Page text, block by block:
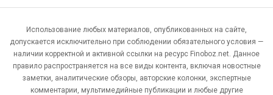
Использование любых материалов, опубликованных на сайте,
допускается исключительно при соблюдении обязательного условия —
наличии корректной и активной ссылки на ресурс Finoboz.net. Данное
правило распространяется на все виды контента, включая новостные
заметки, аналитические обзоры, авторские колонки, экспертные
комментарии, мультимедийные публикации и любые другие